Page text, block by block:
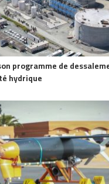
programme de
hydrique